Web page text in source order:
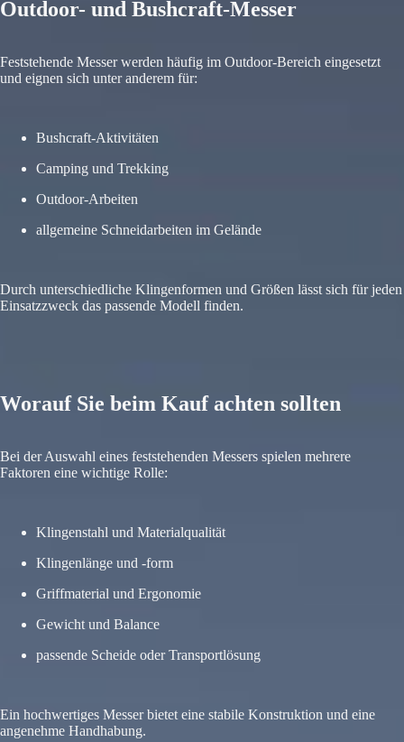
Outdoor- und Bushcraft-Messer
Feststehende Messer werden häufig im Outdoor-Bereich eingesetzt
und eignen sich unter anderem für:
Bushcraft-Aktivitäten
Camping und Trekking
Outdoor-Arbeiten
allgemeine Schneidarbeiten im Gelände
Durch unterschiedliche Klingenformen und Größen lässt sich für jeden
Einsatzzweck das passende Modell finden.
Worauf Sie beim Kauf achten sollten
Bei der Auswahl eines feststehenden Messers spielen mehrere
Faktoren eine wichtige Rolle:
Klingenstahl und Materialqualität
Klingenlänge und -form
Griffmaterial und Ergonomie
Gewicht und Balance
passende Scheide oder Transportlösung
Ein hochwertiges Messer bietet eine stabile Konstruktion und eine
angenehme Handhabung.